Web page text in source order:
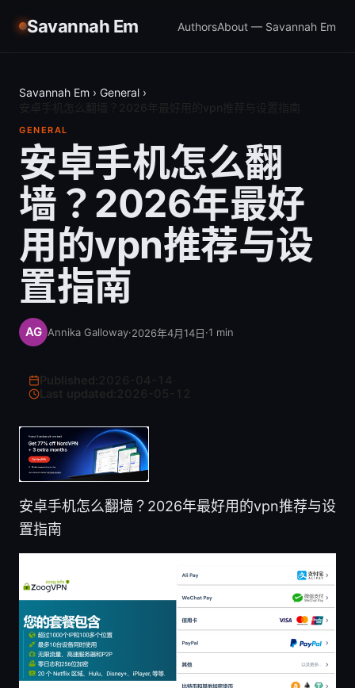
Savannah Em AuthorsAbout — Savannah Em
Savannah Em › General ›
GENERAL
安卓手机怎么翻
墙？2026年最好
用的vpn推荐与设
置指南
Annika Galloway·2026年4月14日·1 min
Last updated:
安卓手机怎么翻墙？2026年最好用的vpn推荐与设
置指南